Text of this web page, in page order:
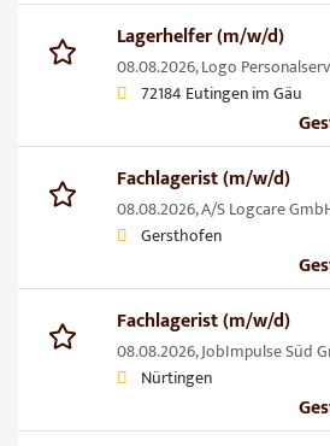
Lagerhelfer (m/w/d)
08.08.2026,Logo
72184 Eutingen im Gäu
Fachlagerist (m/w/d)
08.08.2026,A/S Logcare
Gersthofen
Fachlagerist (m/w/d)
08.08.2026,JobImpulse Süd
Nürtingen